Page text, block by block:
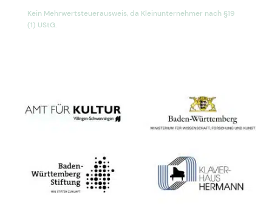
Kein Mehrwertsteuerausweis, da Kleinunternehmer nach §19
(1) UStG.